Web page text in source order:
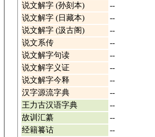
说文解字 (孙刻本)
--
说文解字 (日藏本)
--
说文解字 (汲古阁)
--
说文系传
--
说文解字句读
--
说文解字义证
--
说文解字今释
--
汉字源流字典
--
王力古汉语字典
--
故训汇纂
--
经籍籑诂
--